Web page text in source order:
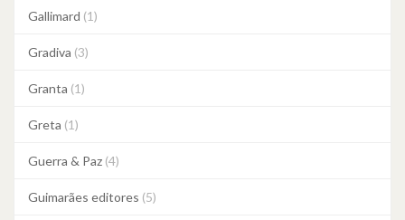
Gallimard (1)
Gradiva (3)
Granta (1)
Greta (1)
Guerra & Paz (4)
Guimarães editores (5)